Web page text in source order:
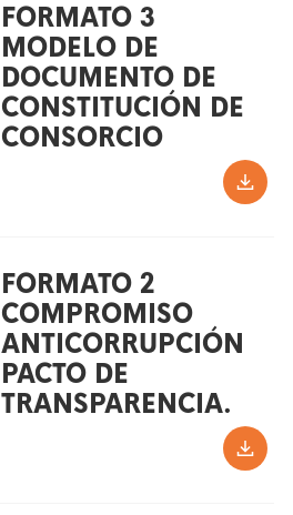
FORMATO 3
MODELO DE
DOCUMENTO DE
CONSTITUCIÓN DE
CONSORCIO
FORMATO 2
COMPROMISO
ANTICORRUPCIÓN
PACTO DE
TRANSPARENCIA.